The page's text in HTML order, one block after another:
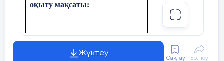
«Қас пен көздің арасы» деген сөздің
мағынасы? (лезде, тез, жылдам)
«Боз ала таң» қай уақыт? (таңның
ағара бастауы)
оқыту мақсаты:
Сабақтың мақсаты Жылыту
Жүктеу
Сақтау Бөлісу